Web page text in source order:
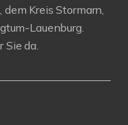
Kreis Stormarn,
Lauenburg.
Sie da.